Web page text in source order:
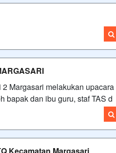
Margasari melakukan upacara
bapak dan ibu guru, staf TAS d